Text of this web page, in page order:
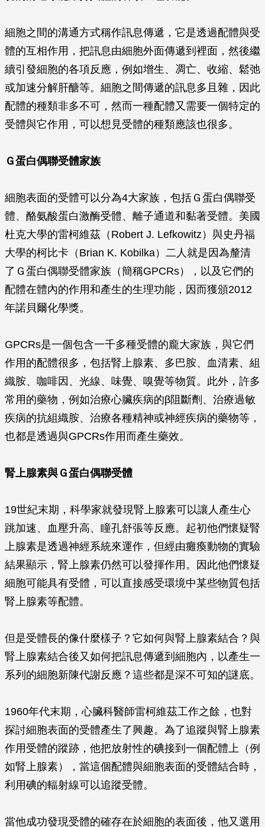
細胞之間的溝通方式稱作訊息傳遞，它是透過配體與受
體的互相作用，把訊息由細胞外面傳遞到裡面，然後繼
續引發細胞的各項反應，例如增生、凋亡、收縮、鬆弛
或加速分解肝醣等。細胞之間傳遞的訊息多且雜，因此
配體的種類非多不可，然而一種配體又需要一個特定的
受體與它作用，可以想見受體的種類應該也很多。
Ｇ蛋白偶聯受體家族
細胞表面的受體可以分為4大家族，包括Ｇ蛋白偶聯受
體、酪氨酸蛋白激酶受體、離子通道和黏著受體。美國
杜克大學的雷柯維茲（Robert J. Lefkowitz）與史丹福
大學的柯比卡（Brian K. Kobilka）二人就是因為釐清
了Ｇ蛋白偶聯受體家族（簡稱GPCRs），以及它們的
配體在體內的作用和產生的生理功能，因而獲頒2012
年諾貝爾化學獎。
GPCRs是一個包含一千多種受體的龐大家族，與它們
作用的配體很多，包括腎上腺素、多巴胺、血清素、組
織胺、咖啡因、光線、味覺、嗅覺等物質。此外，許多
常用的藥物，例如治療心臟疾病的β阻斷劑、治療過敏
疾病的抗組織胺、治療各種精神或神經疾病的藥物等，
也都是透過與GPCRs作用而產生藥效。
腎上腺素與Ｇ蛋白偶聯受體
19世紀末期，科學家就發現腎上腺素可以讓人產生心
跳加速、血壓升高、瞳孔舒張等反應。起初他們懷疑腎
上腺素是透過神經系統來運作，但經由癱瘓動物的實驗
結果顯示，腎上腺素仍然可以發揮作用。因此他們懷疑
細胞可能具有受體，可以直接感受環境中某些物質包括
腎上腺素等配體。
但是受體長的像什麼樣子？它如何與腎上腺素結合？與
腎上腺素結合後又如何把訊息傳遞到細胞內，以產生一
系列的細胞新陳代謝反應？這些都是深不可知的謎底。
1960年代末期，心臟科醫師雷柯維茲工作之餘，也對
探討細胞表面的受體產生了興趣。為了追蹤與腎上腺素
作用受體的蹤跡，他把放射性的碘接到一個配體上（例
如腎上腺素），當這個配體與細胞表面的受體結合時，
利用碘的輻射線可以追蹤受體。
當他成功發現受體的確存在於細胞的表面後，他又選用